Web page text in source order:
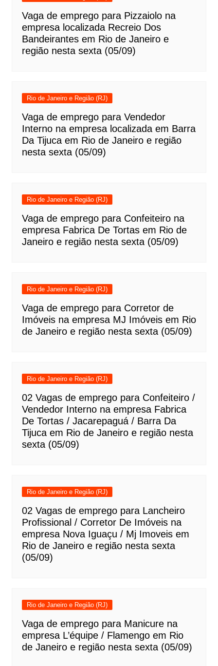
Vaga de emprego para Pizzaiolo na
empresa localizada Recreio Dos
Bandeirantes em Rio de Janeiro e
região nesta sexta (05/09)
Rio de Janeiro e Região (RJ)
Vaga de emprego para Vendedor
Interno na empresa localizada em Barra
Da Tijuca em Rio de Janeiro e região
nesta sexta (05/09)
Rio de Janeiro e Região (RJ)
Vaga de emprego para Confeiteiro na
empresa Fabrica De Tortas em Rio de
Janeiro e região nesta sexta (05/09)
Rio de Janeiro e Região (RJ)
Vaga de emprego para Corretor de
Imóveis na empresa MJ Imóveis em Rio
de Janeiro e região nesta sexta (05/09)
Rio de Janeiro e Região (RJ)
02 Vagas de emprego para Confeiteiro /
Vendedor Interno na empresa Fabrica
De Tortas / Jacarepaguá / Barra Da
Tijuca em Rio de Janeiro e região nesta
sexta (05/09)
Rio de Janeiro e Região (RJ)
02 Vagas de emprego para Lancheiro
Profissional / Corretor De Imóveis na
empresa Nova Iguaçu / Mj Imoveis em
Rio de Janeiro e região nesta sexta
(05/09)
Rio de Janeiro e Região (RJ)
Vaga de emprego para Manicure na
empresa L’équipe / Flamengo em Rio
de Janeiro e região nesta sexta (05/09)